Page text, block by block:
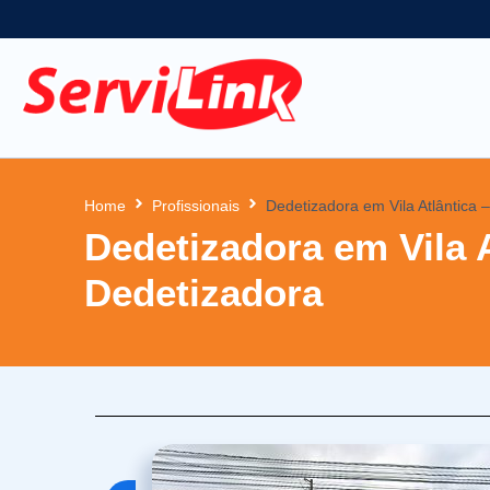
Home Profissionais Dedetizadora em Vila Atlântica
Dedetizadora em Vila
Dedetizadora